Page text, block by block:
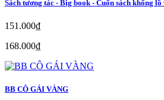
Sách tương tác - Big book - Cuốn sách khổng
151.000₫
168.000₫
BB CÔ GÁI VÀNG